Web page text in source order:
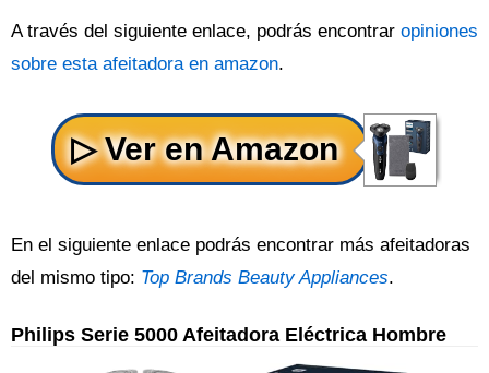
A través del siguiente enlace, podrás encontrar opiniones
sobre esta afeitadora en amazon.
En el siguiente enlace podrás encontrar más afeitadoras
del mismo tipo: Top Brands Beauty Appliances.
Philips Serie 5000 Afeitadora Eléctrica Hombre